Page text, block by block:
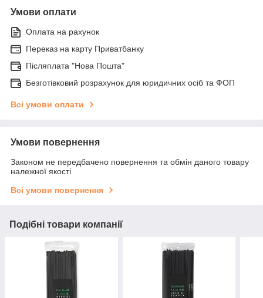
Умови оплати
Оплата на рахунок
Переказ на карту Приватбанку
Післяплата "Нова Пошта"
Безготівковий розрахунок для юридичних осіб та ФОП
Всі умови оплати
Умови повернення
Законом не передбачено повернення та обмін даного товару
належної якості
Всі умови повернення
Подібні товари компанії